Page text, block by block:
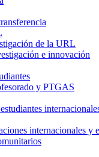
de la URL
e innovación
y PTGAS
internacionales y